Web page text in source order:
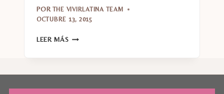
POR THE VIVIRLATINA TEAM
OCTUBRE 13, 2015
LEER MÁS 13
DE
ABC